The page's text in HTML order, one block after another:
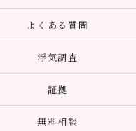
よくある質問
浮気調査
証拠
無料相談